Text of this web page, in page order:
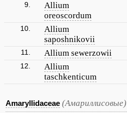
9.
Allium
oreoscordum
10.
Allium
saposhnikovii
11. Allium sewerzowii
12.
Allium
taschkenticum
Amaryllidaceae (Амариллисовые)